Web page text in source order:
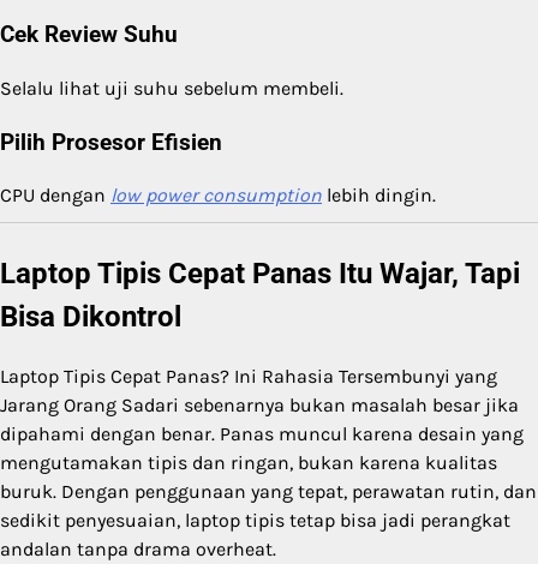
Cek Review Suhu
Selalu lihat uji suhu sebelum membeli.
Pilih Prosesor Efisien
CPU dengan low power consumption lebih dingin.
Laptop Tipis Cepat Panas Itu Wajar, Tapi
Bisa Dikontrol
Laptop Tipis Cepat Panas? Ini Rahasia Tersembunyi yang
Jarang Orang Sadari sebenarnya bukan masalah besar jika
dipahami dengan benar. Panas muncul karena desain yang
mengutamakan tipis dan ringan, bukan karena kualitas
buruk. Dengan penggunaan yang tepat, perawatan rutin, dan
sedikit penyesuaian, laptop tipis tetap bisa jadi perangkat
andalan tanpa drama overheat.